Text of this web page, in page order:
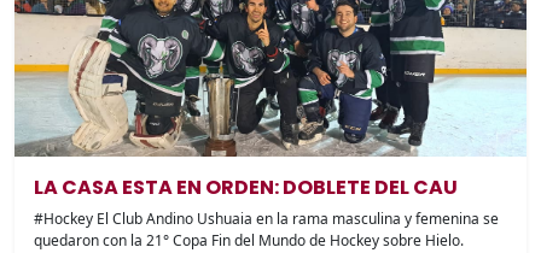
LA CASA ESTA EN ORDEN: DOBLETE DEL CAU
#Hockey El Club Andino Ushuaia en la rama masculina y femenina se
quedaron con la 21° Copa Fin del Mundo de Hockey sobre Hielo.